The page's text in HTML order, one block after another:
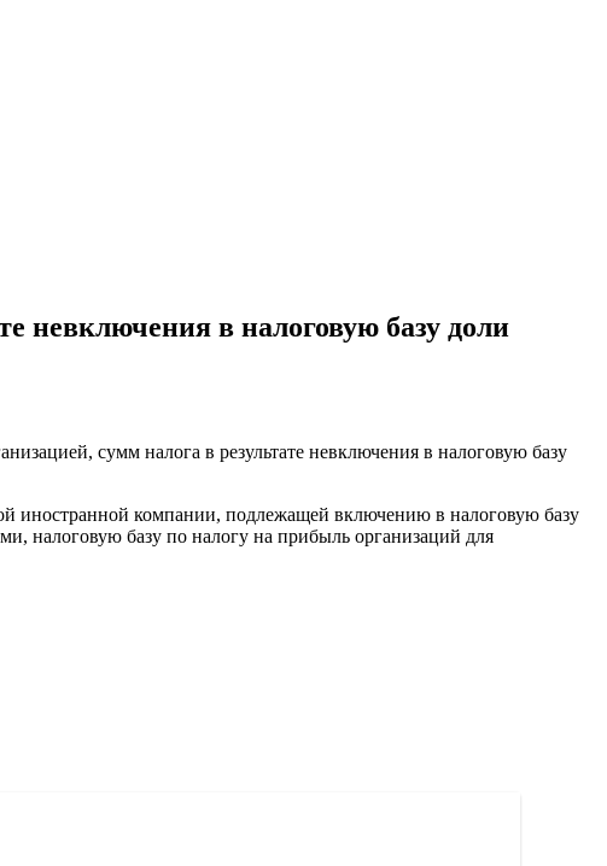
невключения в налоговую базу доли
сумм налога в результате невключения в налоговую базу
иностранной компании, подлежащей включению в налоговую базу
налоговую базу по налогу на прибыль организаций для